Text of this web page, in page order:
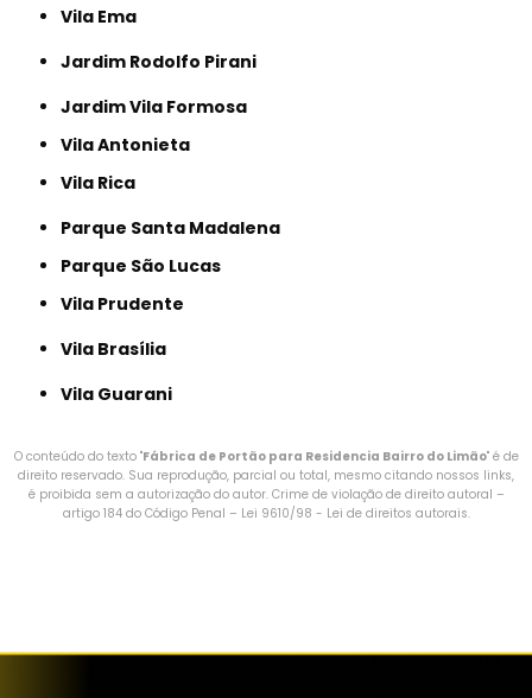
Vila Ema
Jardim Rodolfo Pirani
Jardim Vila Formosa
Vila Antonieta
Vila Rica
Parque Santa Madalena
Parque São Lucas
Vila Prudente
Vila Brasília
Vila Guarani
O conteúdo do texto "Fábrica de Portão para Residencia Bairro do Limão" é de
direito reservado. Sua reprodução, parcial ou total, mesmo citando nossos links,
é proibida sem a autorização do autor. Crime de violação de direito autoral –
artigo 184 do Código Penal – Lei 9610/98 - Lei de direitos autorais.